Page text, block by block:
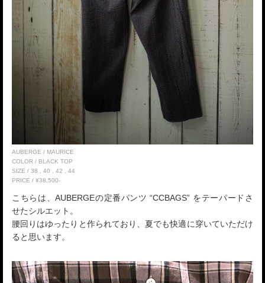
AUBERGE / MAURICE
COLOR / BLACK TOP
SIZE / 38 , 40 , 42 , 44
PRICE / ¥38,500-
こちらは、AUBERGEの定番パンツ “CCBAGS” をテーパードさ
せたシルエット。
腰回りはゆったりと作られており、夏でも快適に穿いていただけ
ると思います。